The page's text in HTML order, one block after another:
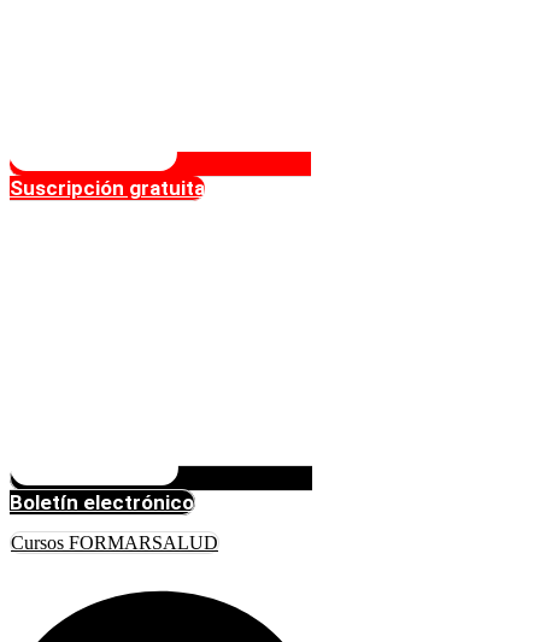
Suscripción gratuita
Boletín electrónico
Cursos FORMARSALUD